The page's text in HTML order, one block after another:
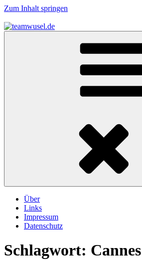
Zum Inhalt springen
Über
Links
Impressum
Datenschutz
Schlagwort: Cannes